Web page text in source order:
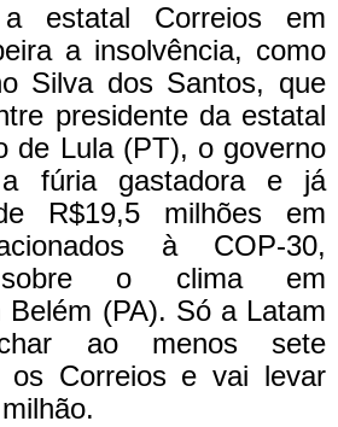
estatal Correios em
a insolvência, como
Silva dos Santos, que
presidente da estatal
de Lula (PT), o governo
fúria gastadora e já
R$19,5 milhões em
à COP-30,
sobre o clima em
Belém (PA). Só a Latam
ao menos sete
os Correios e vai levar